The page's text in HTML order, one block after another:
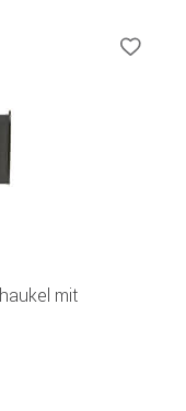
mit